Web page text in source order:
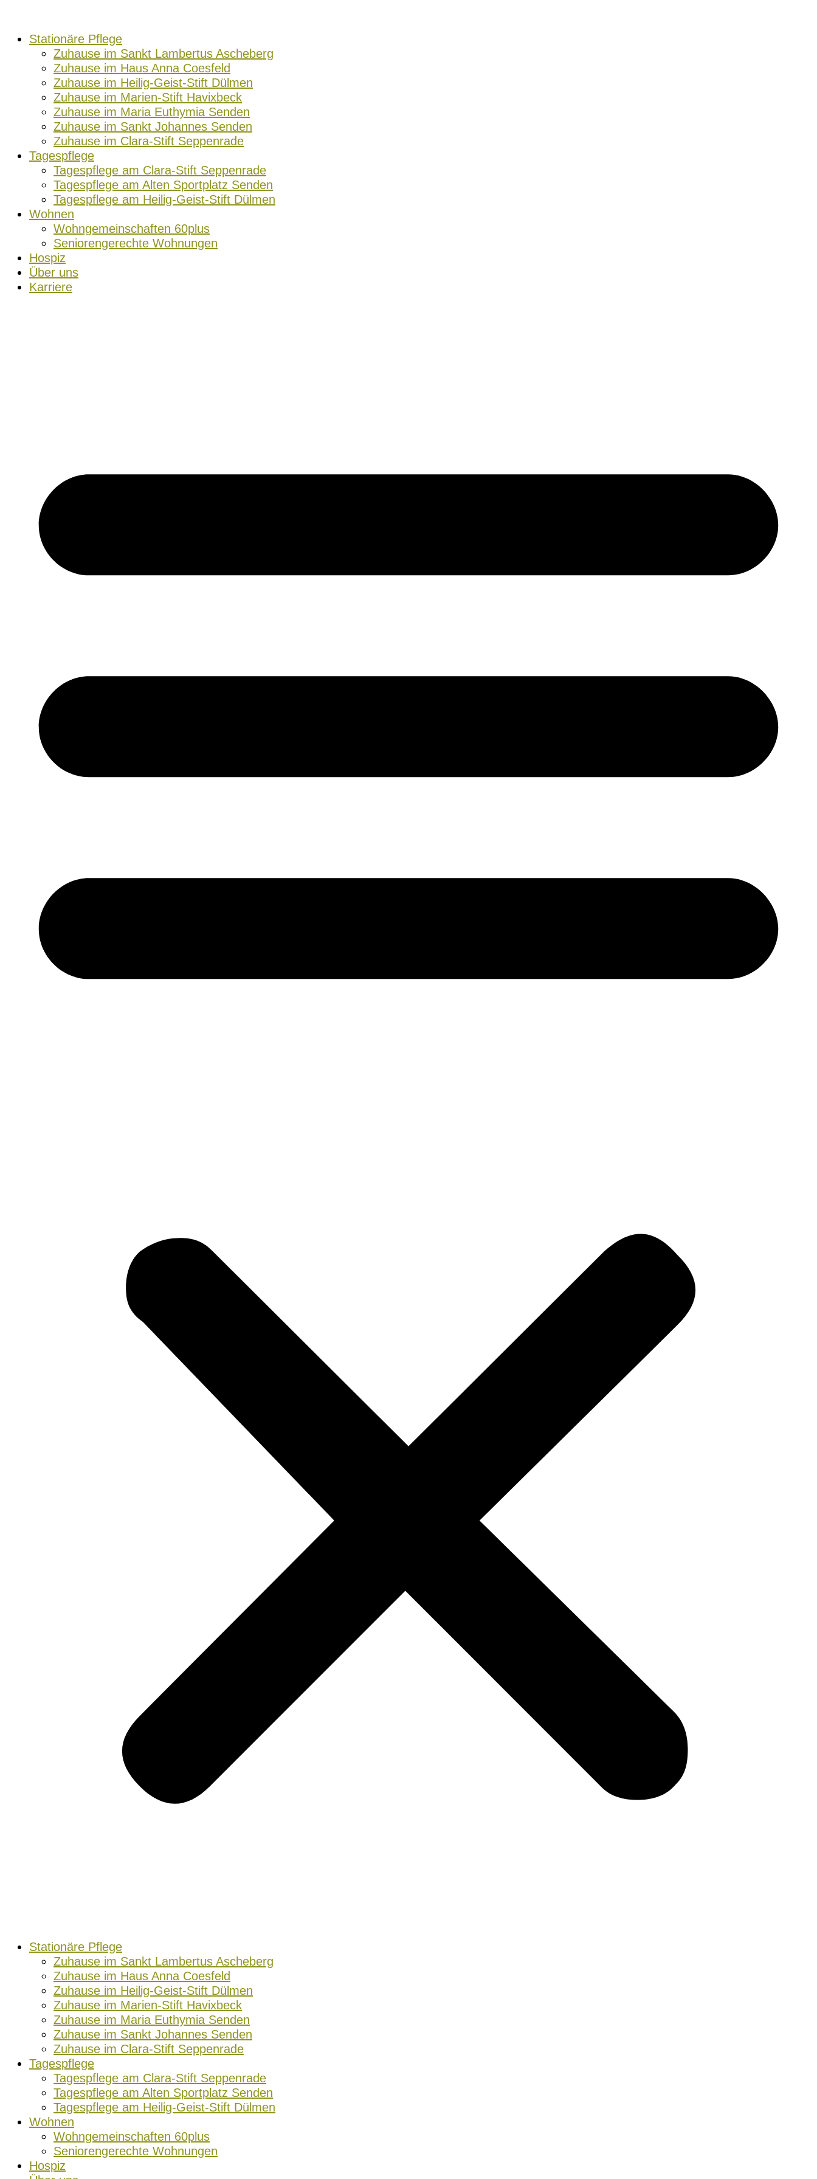
springenStationäre Pflege
Zuhause im Sankt Lambertus Ascheberg
Zuhause im Haus Anna Coesfeld
Zuhause im Heilig-Geist-Stift Dülmen
Zuhause im Marien-Stift Havixbeck
Zuhause im Maria Euthymia Senden
Zuhause im Sankt Johannes Senden
Zuhause im Clara-Stift Seppenrade
Tagespflege
Tagespflege am Clara-Stift Seppenrade
Tagespflege am Alten Sportplatz Senden
Tagespflege am Heilig-Geist-Stift Dülmen
Wohnen
Wohngemeinschaften 60plus
Seniorengerechte Wohnungen
Hospiz
Über uns
Karriere
Stationäre Pflege
Zuhause im Sankt Lambertus Ascheberg
Zuhause im Haus Anna Coesfeld
Zuhause im Heilig-Geist-Stift Dülmen
Zuhause im Marien-Stift Havixbeck
Zuhause im Maria Euthymia Senden
Zuhause im Sankt Johannes Senden
Zuhause im Clara-Stift Seppenrade
Tagespflege
Tagespflege am Clara-Stift Seppenrade
Tagespflege am Alten Sportplatz Senden
Tagespflege am Heilig-Geist-Stift Dülmen
Wohnen
Wohngemeinschaften 60plus
Seniorengerechte Wohnungen
Hospiz